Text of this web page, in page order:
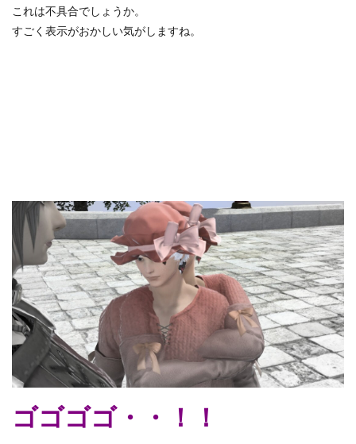
これは不具合でしょうか。
すごく表示がおかしい気がしますね。
ゴゴゴゴ・・！！